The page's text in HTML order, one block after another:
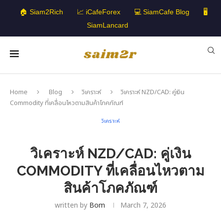
🏠 Siam2Rich 📈 iCafeForex 💻 SiamCafe Blog
🖥️
SiamLancard
Home Blog วิเคราะห์
วิเคราะห์ NZD/CAD: คู่เงิน
Commodity ที่เคลื่อนไหวตามสินค้าโภคภัณฑ์
วิเคราะห์
วิเคราะห์ NZD/CAD: คู่เงิน
COMMODITY ที่เคลื่อนไหวตาม
สินค้าโภคภัณฑ์
written by Bom March 7, 2026